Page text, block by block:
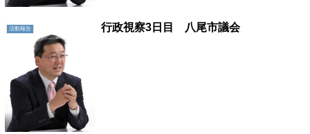
活動報告 行政視察3日目 八尾市議会